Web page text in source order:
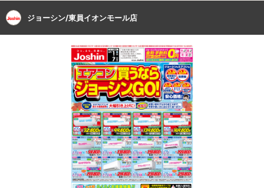
ジョーシン/東員イオンモール店